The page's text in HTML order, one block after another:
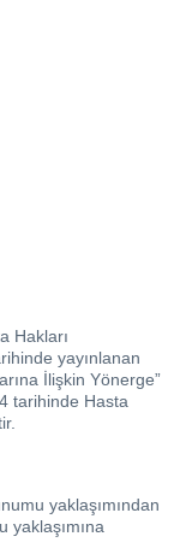
Hakları
yayınlanan
İlişkin Yönerge”
tarihinde Hasta
yaklaşımından
yaklaşımına